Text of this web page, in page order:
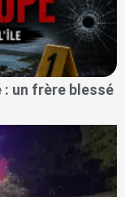
: un frère blessé